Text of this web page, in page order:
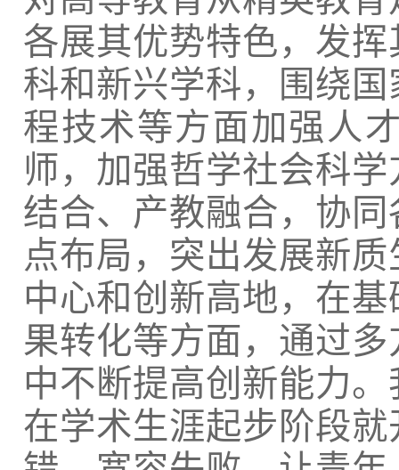
各展其优势特色，发
科和新兴学科，围绕
程技术等方面加强人
师，加强哲学社会科
结合、产教融合，协
点布局，突出发展新
中心和创新高地，在
果转化等方面，通过
中不断提高创新能力
在学术生涯起步阶段